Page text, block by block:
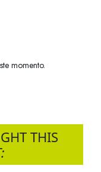
momento.
THIS